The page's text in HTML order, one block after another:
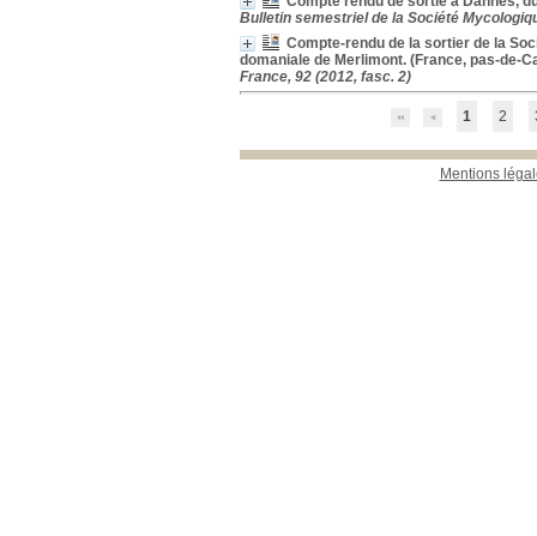
Bulletin semestriel de la Société
Compte-rendu de la sortier de la
domaniale de Merlimont. (France, pas-de-
France, 92 (2012, fasc. 2)
1 2
Mentions